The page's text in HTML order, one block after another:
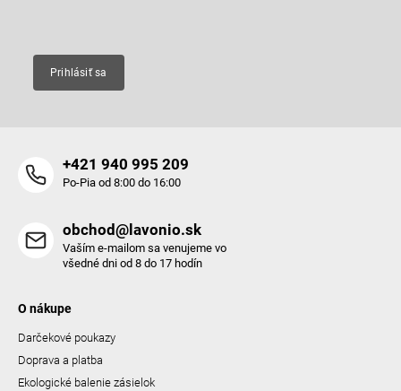
Prihlásiť sa
+421 940 995 209
Po-Pia od 8:00 do 16:00
obchod@lavonio.sk
Vaším e-mailom sa venujeme vo
všedné dni od 8 do 17 hodín
O nákupe
Darčekové poukazy
Doprava a platba
Ekologické balenie zásielok